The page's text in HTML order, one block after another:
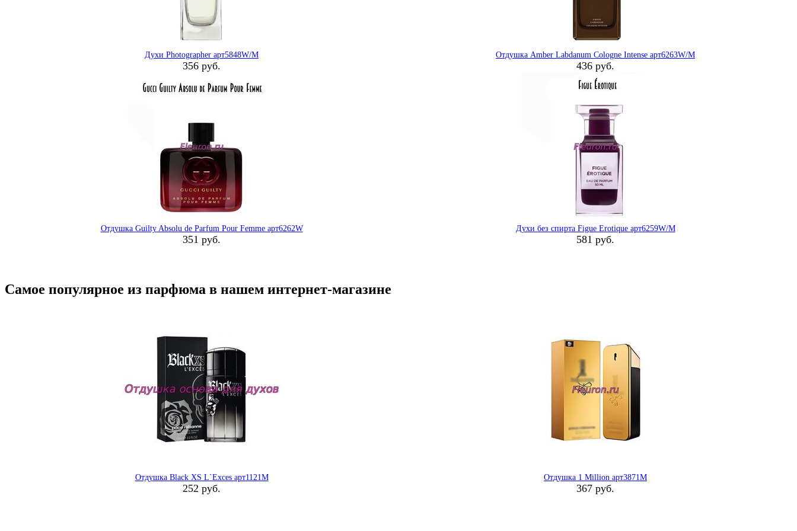
Духи Photographer арт5848W/M
356 руб.
Отдушка Amber Labdanum Cologne Intense арт6263W/M
436 руб.
Отдушка Guilty Absolu de Parfum Pour Femme арт6262W
351 руб.
Духи без спирта Figue Erotique арт6259W/M
581 руб.
Самое популярное из парфюма в нашем интернет-магазине
Отдушка Black XS L`Exces арт1121M
252 руб.
Отдушка 1 Million арт3871M
367 руб.